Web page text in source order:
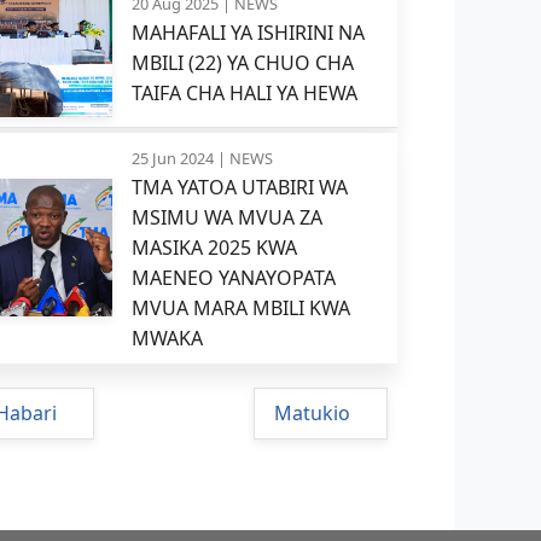
MAHAFALI YA ISHIRINI NA
MBILI (22) YA CHUO CHA
TAIFA CHA HALI YA HEWA
25 Jun 2024 | NEWS
TMA YATOA UTABIRI WA
MSIMU WA MVUA ZA
MASIKA 2025 KWA
MAENEO YANAYOPATA
MVUA MARA MBILI KWA
MWAKA
Matukio